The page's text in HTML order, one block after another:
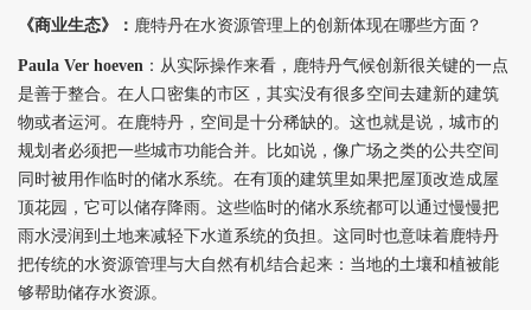
《商业生态》： 鹿特丹在水资源管理上的创新体现在哪些方面？
Paula Ver hoeven ：从实际操作来看，鹿特丹气候创新很关键的一点
是善于整合。在人口密集的市区，其实没有很多空间去建新的建筑
物或者运河。在鹿特丹，空间是十分稀缺的。这也就是说，城市的
规划者必须把一些城市功能合并。比如说，像广场之类的公共空间
同时被用作临时的储水系统。在有顶的建筑里如果把屋顶改造成屋
顶花园，它可以储存降雨。这些临时的储水系统都可以通过慢慢把
雨水浸润到土地来减轻下水道系统的负担。这同时也意味着鹿特丹
把传统的水资源管理与大自然有机结合起来：当地的土壤和植被能
够帮助储存水资源。